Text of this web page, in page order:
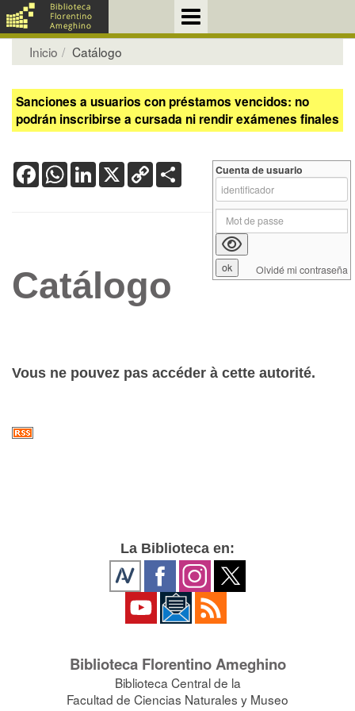
Inicio Catálogo
Sanciones a usuarios con préstamos vencidos: no
podrán inscribirse a cursada ni rendir exámenes finales
FacebookWhatsApp
LinkedIn
X Copy
Link
Catálogo
Vous ne pouvez pas accéder à cette autorité.
Cuenta de usuario
Olvidé mi contraseña
La Biblioteca en:
Biblioteca Florentino Ameghino
Biblioteca Central de la
Facultad de Ciencias Naturales y Museo